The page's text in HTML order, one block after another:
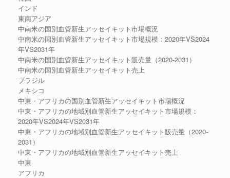
インド
東南アジア
中南米の国別血管新生アッセイキット市場概況
中南米の国別血管新生アッセイキット市場規模：2020年VS2024
年VS2031年
中南米の国別血管新生アッセイキット販売量（2020-2031）
中南米の国別血管新生アッセイキット売上
ブラジル
メキシコ
中東・アフリカの国別血管新生アッセイキット市場概況
中東・アフリカの地域別血管新生アッセイキット市場規模：
2020年VS2024年VS2031年
中東・アフリカの地域別血管新生アッセイキット販売量（2020-
2031）
中東・アフリカの地域別血管新生アッセイキット売上
中東
アフリカ